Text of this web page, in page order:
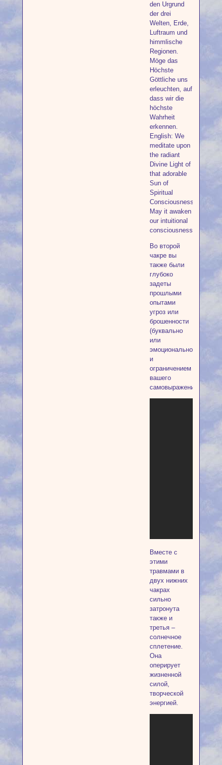
den Urgrund
der drei
Welten, Erde,
Luftraum und
himmlische
Regionen.
Möge das
Höchste
Göttliche uns
erleuchten, auf
dass wir die
höchste
Wahrheit
erkennen.
English: We
meditate upon
the radiant
Divine Light of
that adorable
Sun of
Spiritual
Consciousness;
May it awaken
our intuitional
consciousness.
Во второй
чакре вы
также были
глубоко
задеты
прошлыми
опытами
угроз или
брошенности
(буквально
или
эмоционально)
и
ограничением
вашего
самовыражения.
Вместе с
этими
травмами в
двух нижних
чакрах
сильно
затронута
также и
третья –
солнечное
сплетение.
Она
оперирует
жизненной
силой,
творческой
энергией.